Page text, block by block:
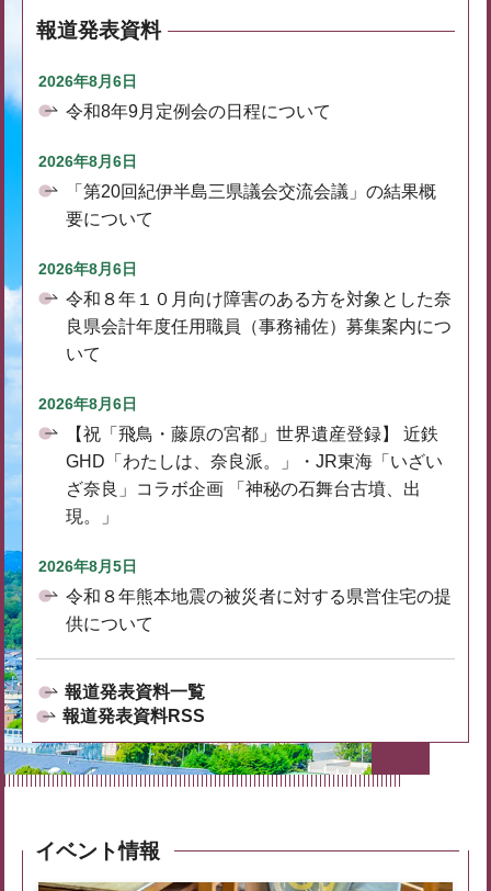
報道発表資料
2026年8月6日
令和8年9月定例会の日程について
2026年8月6日
「第20回紀伊半島三県議会交流会議」の結果概
要について
2026年8月6日
令和８年１０月向け障害のある方を対象とした奈
良県会計年度任用職員（事務補佐）募集案内につ
いて
2026年8月6日
【祝「飛鳥・藤原の宮都」世界遺産登録】 近鉄
GHD「わたしは、奈良派。」・JR東海「いざい
ざ奈良」コラボ企画 「神秘の石舞台古墳、出
現。」
2026年8月5日
令和８年熊本地震の被災者に対する県営住宅の提
供について
報道発表資料一覧
報道発表資料RSS
イベント情報